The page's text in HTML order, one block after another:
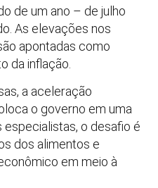
de um ano – de julho
As elevações nos
apontadas como
da inflação.
a aceleração
o governo em uma
o desafio é
dos alimentos e
em meio à